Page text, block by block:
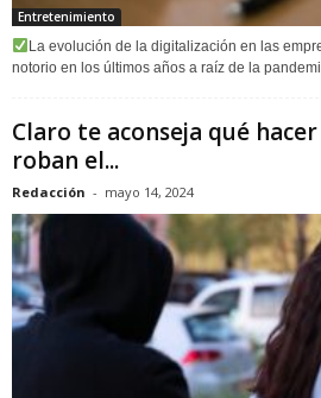
Entretenimiento
La evolución de la digitalización en las
notorio en los últimos años a raíz de la
Claro te aconseja qué
roban el...
Redacción - mayo 14, 2024